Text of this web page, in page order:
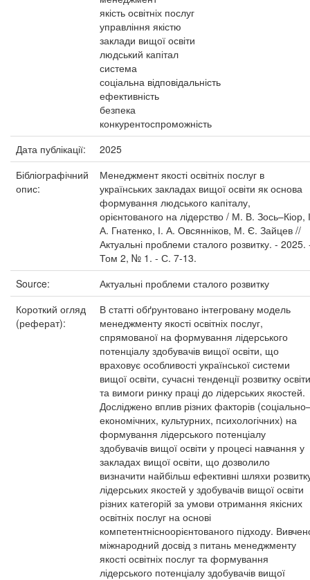
якість освітніх послуг
управління якістю
заклади вищої освіти
людський капітал
система
соціальна відповідальність
ефективність
безпека
конкурентоспроможність
Дата публікації:
2025
Бібліографічний
опис:
Менеджмент якості освітніх послуг в
українських закладах вищої освіти як основа
формування людського капіталу,
орієнтованого на лідерство / М. В. Зось–Кіор,
А. Гнатенко, І. А. Овсянніков, М. Є. Зайцев //
Актуальні проблеми сталого розвитку. - 2025.
Том 2, № 1. - С. 7-13.
Source:
Актуальні проблеми сталого розвитку
Короткий огляд
(реферат):
В статті обґрунтовано інтегровану модель
менеджменту якості освітніх послуг,
спрямованої на формування лідерського
потенціалу здобувачів вищої освіти, що
враховує особливості української системи
вищої освіти, сучасні тенденції розвитку освіти
та вимоги ринку праці до лідерських якостей.
Досліджено вплив різних факторів
економічних, культурних, психологічних) на
формування лідерського потенціалу
здобувачів вищої освіти у процесі навчання у
закладах вищої освіти, що дозволило
визначити найбільш ефективні шляхи
лідерських якостей у здобувачів вищої освіти
різних категорій за умови отримання якісних
освітніх послуг на основі
компетентнісноорієнтованого підходу.
міжнародний досвід з питань менеджменту
якості освітніх послуг та формування
лідерського потенціалу здобувачів вищої